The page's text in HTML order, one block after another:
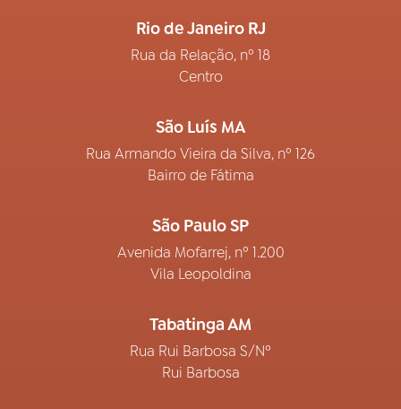
Rio de Janeiro RJ
Rua da Relação, nº 18
Centro
São Luís MA
Rua Armando Vieira da Silva, nº 126
Bairro de Fátima
São Paulo SP
Avenida Mofarrej, nº 1.200
Vila Leopoldina
Tabatinga AM
Rua Rui Barbosa S/Nº
Rui Barbosa